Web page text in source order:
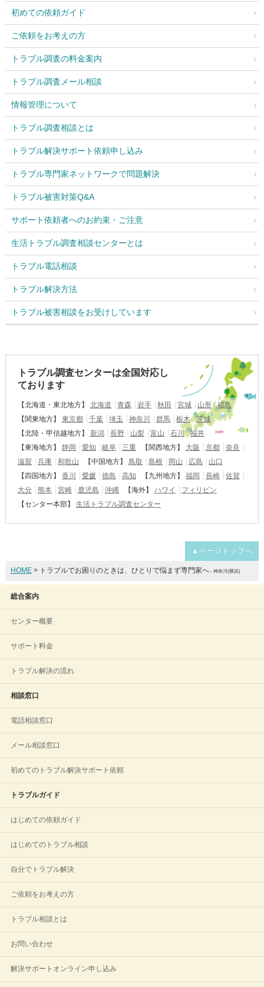
初めての依頼ガイド
ご依頼をお考えの方
トラブル調査の料金案内
トラブル調査メール相談
情報管理について
トラブル調査相談とは
トラブル解決サポート依頼申し込み
トラブル専門家ネットワークで問題解決
トラブル被害対策Q&A
サポート依頼者へのお約束・ご注意
生活トラブル調査相談センターとは
トラブル電話相談
トラブル解決方法
トラブル被害相談をお受けしています
トラブル調査センターは全国対応し
ております
【北海道・東北地方】 北海道 青森 岩手 秋田 宮城 山形
福島
【関東地方】
東京都 千葉 埼玉 神奈川 群馬 栃木
茨城
【北陸・甲信越地方】
新潟 長野 山梨 富山 石川
福井
【東海地方】
静岡 愛知 岐阜 三重 【関西地方】 大阪 京都
奈良
滋賀
兵庫 和歌山 【中国地方】 鳥取 島根 岡山 広島
山口
【四国地方】
香川 愛媛 徳島 高知 【九州地方】 福岡 長崎
佐賀
大分
熊本 宮崎 鹿児島 沖縄 【海外】 ハワイ
フィリピン
【センター本部】
生活トラブル調査センター
▲ページトップへ
HOME> トラブルでお困りのときは、ひとりで悩まず専門家へ- 神奈川(横浜)
総合案内
センター概要
サポート料金
トラブル解決の流れ
相談窓口
電話相談窓口
メール相談窓口
初めてのトラブル解決サポート依頼
トラブルガイド
はじめての依頼ガイド
はじめてのトラブル相談
自分でトラブル解決
ご依頼をお考えの方
トラブル相談とは
お問い合わせ
解決サポートオンライン申し込み